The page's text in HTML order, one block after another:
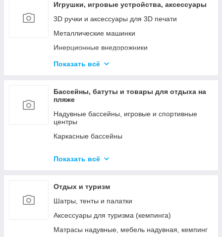
Игрушки, игровые устройства, аксессуары
3D ручки и аксессуары для 3D печати
Металлические машинки
Инерционные внедорожники
Радиоуправляемые машинки и роботы
Конструкторы
Показать всё
Бассейны, батуты и товары для отдыха на
пляже
Надувные бассейны, игровые и спортивные
центры
Каркасные бассейны
Лестницы, тенты, подложки и др. аксессуары
аксессуаров
Показать всё
Отдых и туризм
Шатры, тенты и палатки
Аксессуары для туризма (кемпинга)
Матрасы надувные, мебель надувная, кемпинг